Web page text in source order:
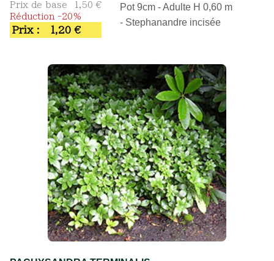
Prix de base
1,50 €
Réduction -20%
Prix : 1,20 €
Pot 9cm - Adulte H 0,60 m
- Stephanandre incisée